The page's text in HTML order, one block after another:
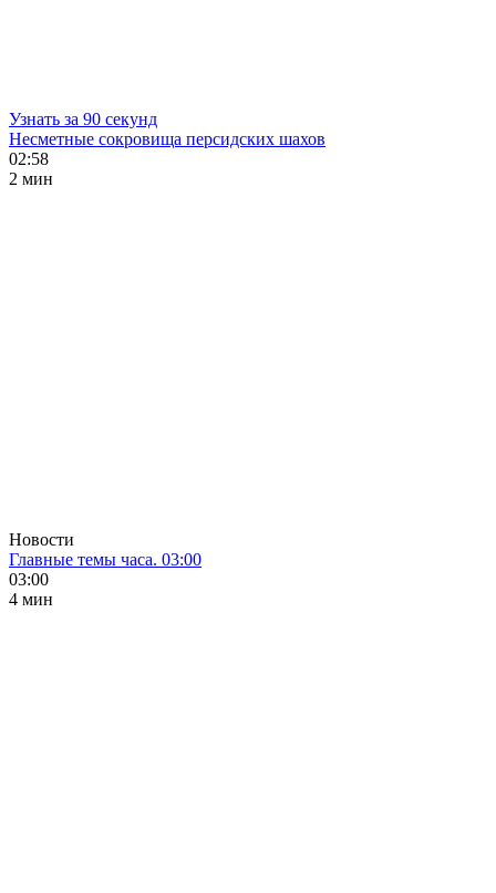
Узнать за 90 секунд
Несметные сокровища персидских шахов
02:58
2 мин
Новости
Главные темы часа. 03:00
03:00
4 мин